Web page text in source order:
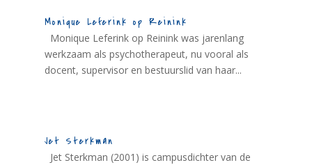
Monique Leferink op Reinink
Monique Leferink op Reinink was jarenlang
werkzaam als psychotherapeut, nu vooral als
docent, supervisor en bestuurslid van haar...
Jet Sterkman
Jet Sterkman (2001) is campusdichter van de